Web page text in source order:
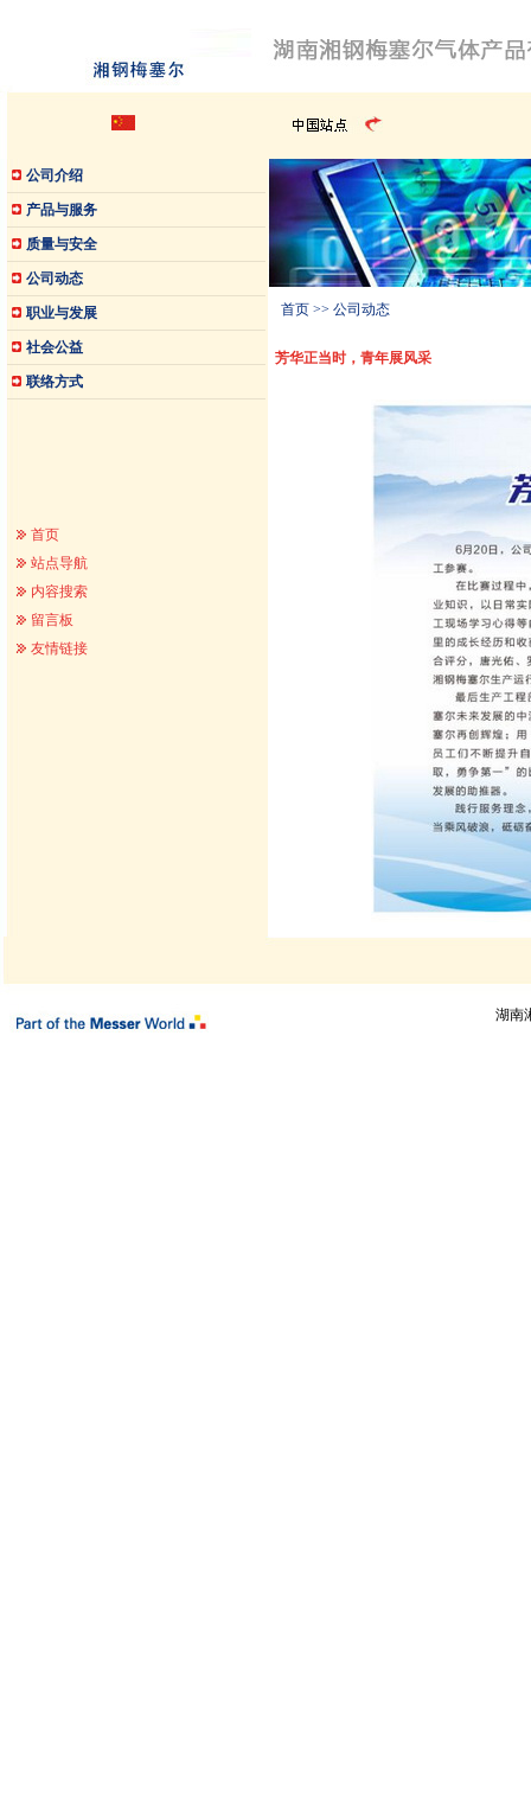
公司介绍
产品与服务
质量与安全
公司动态
职业与发展
社会公益
联络方式
首页
站点导航
内容搜索
留言板
友情链接
首页 >> 公司动态
芳华正当时，青年展风采
湖南